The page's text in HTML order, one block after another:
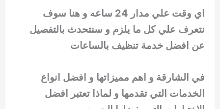
اي وقت علي مدار 24 ساعه و هنا سوف
نتعرف علي كل ما يلزم و سنتحدث بالتفصيل
عن افضل خدمة تنظيف بالساعات
في الشارقة و اهم مميزاتها و افضل انواع
الخدمات التي تقدمها و لماذا تعتبر افضل